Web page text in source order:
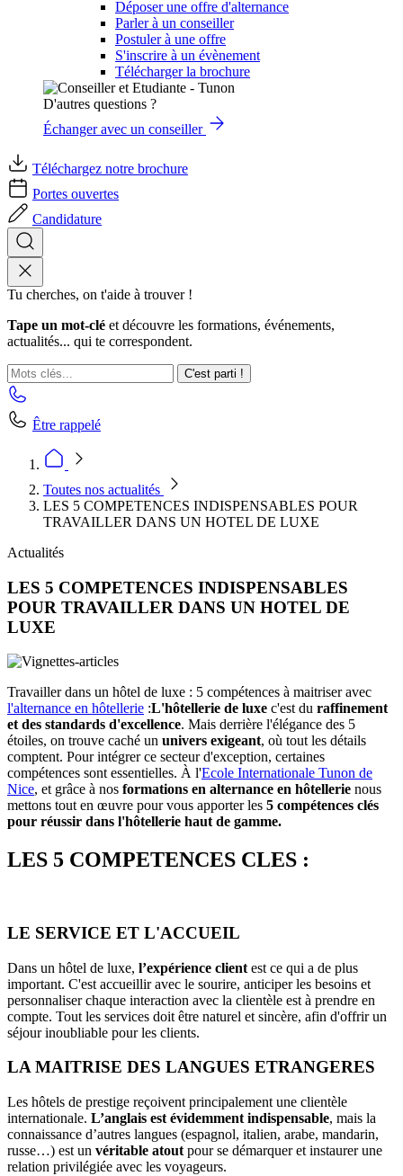
Déposer une offre d'alternance
Parler à un conseiller
Postuler à une offre
S'inscrire à un évènement
Télécharger la brochure
D'autres questions ?
Échanger avec un conseiller
Téléchargez notre brochure
Portes ouvertes
Candidature
Tu cherches, on t'aide à trouver !
Tape un mot-clé et découvre les formations, événements,
actualités... qui te correspondent.
C'est parti !
Être rappelé
Toutes nos actualités
LES 5 COMPETENCES INDISPENSABLES POUR
TRAVAILLER DANS UN HOTEL DE LUXE
Actualités
LES 5 COMPETENCES INDISPENSABLES
POUR TRAVAILLER DANS UN HOTEL DE
LUXE
Travailler dans un hôtel de luxe : 5 compétences à maitriser avec
l'alternance en hôtellerie :L'hôtellerie de luxe c'est du raffinement
et des standards d'excellence. Mais derrière l'élégance des 5
étoiles, on trouve caché un univers exigeant, où tout les détails
comptent. Pour intégrer ce secteur d'exception, certaines
compétences sont essentielles. À l'Ecole Internationale Tunon de
Nice, et grâce à nos formations en alternance en hôtellerie nous
mettons tout en œuvre pour vous apporter les 5 compétences clés
pour réussir dans l'hôtellerie haut de gamme.
LES 5 COMPETENCES CLES :
LE SERVICE ET L'ACCUEIL
Dans un hôtel de luxe, l’expérience client est ce qui a de plus
important. C'est accueillir avec le sourire, anticiper les besoins et
personnaliser chaque interaction avec la clientèle est à prendre en
compte. Tout les services doit être naturel et sincère, afin d'offrir un
séjour inoubliable pour les clients.
LA MAITRISE DES LANGUES ETRANGERES
Les hôtels de prestige reçoivent principalement une clientèle
internationale. L’anglais est évidemment indispensable, mais la
connaissance d’autres langues (espagnol, italien, arabe, mandarin,
russe…) est un véritable atout pour se démarquer et instaurer une
relation privilégiée avec les voyageurs.